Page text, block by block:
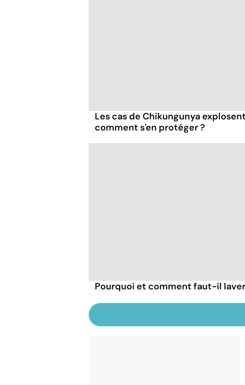
Les cas de Chikungunya
comment s'en protéger ?
Pourquoi et comment faut-il